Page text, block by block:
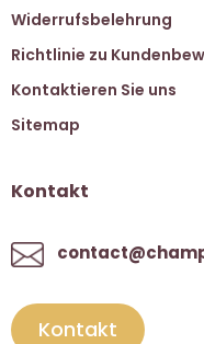
Widerrufsbelehrung
Richtlinie zu
Kontaktieren Sie uns
Sitemap
Kontakt
Kontakt